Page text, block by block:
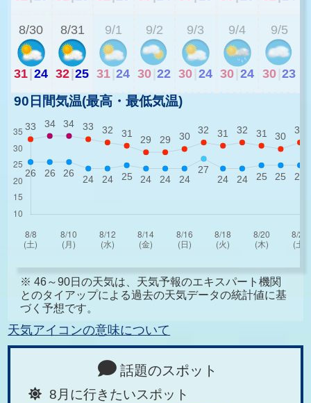
8/30
31 24
8/31
32 25
9/1
31 24
9/2
30 22
9/3
30 24
9/4
30 24
9/5
30 23
90日間気温(最高・最低気温)
※ 46～90日の天気は、天気予報のエキスパート機関
とのタイアップによる過去の天気データの統計値に基
づく予想です。
天気アイコンの意味について
話題のスポット
8月に行きたいスポット